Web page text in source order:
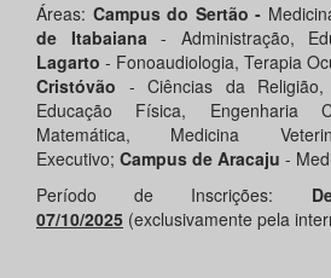
Áreas: Campus do Sertão -
de Itabaiana - Administração,
Lagarto - Fonoaudiologia, Terapia
Cristóvão - Ciências da Religião,
Educação Física, Engenharia
Matemática, Medicina
Executivo; Campus de Aracaju -
Período de Inscrições:
07/10/2025 (exclusivamente pela